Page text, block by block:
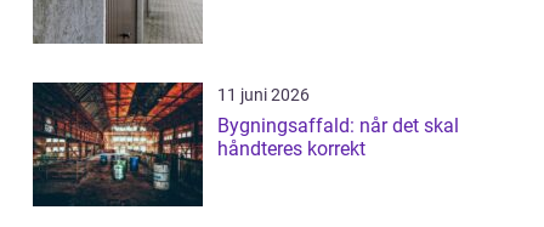
11 juni 2026
Bygningsaffald: når det skal
håndteres korrekt